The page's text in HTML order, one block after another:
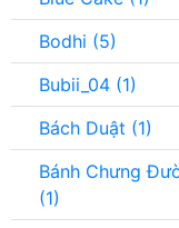
Bodhi (5)
Bubii_04 (1)
Bách Duật (1)
Bánh Chưng
(1)